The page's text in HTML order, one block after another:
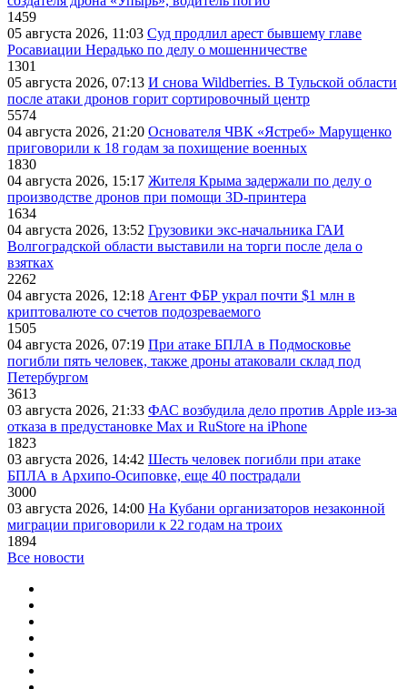
1459
05 августа 2026, 11:03 Суд продлил арест бывшему главе
Росавиации Нерадько по делу о мошенничестве
1301
05 августа 2026, 07:13 И снова Wildberries. В Тульской области
после атаки дронов горит сортировочный центр
5574
04 августа 2026, 21:20 Основателя ЧВК «Ястреб» Марущенко
приговорили к 18 годам за похищение военных
1830
04 августа 2026, 15:17 Жителя Крыма задержали по делу о
производстве дронов при помощи 3D‑принтера
1634
04 августа 2026, 13:52 Грузовики экс-начальника ГАИ
Волгоградской области выставили на торги после дела о
взятках
2262
04 августа 2026, 12:18 Агент ФБР украл почти $1 млн в
криптовалюте со счетов подозреваемого
1505
04 августа 2026, 07:19 При атаке БПЛА в Подмосковье
погибли пять человек, также дроны атаковали склад под
Петербургом
3613
03 августа 2026, 21:33 ФАС возбудила дело против Apple из-за
отказа в предустановке Max и RuStore на iPhone
1823
03 августа 2026, 14:42 Шесть человек погибли при атаке
БПЛА в Архипо-Осиповке, еще 40 пострадали
3000
03 августа 2026, 14:00 На Кубани организаторов незаконной
миграции приговорили к 22 годам на троих
1894
Все новости